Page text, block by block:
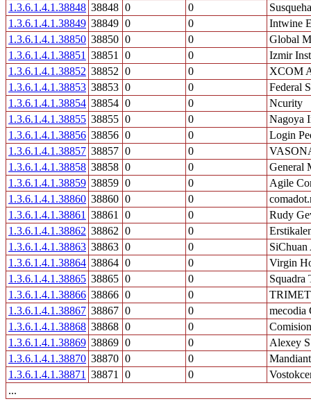
1.3.6.1.4.1.38848 38848 0 0
1.3.6.1.4.1.38849 38849 0 0
Intwine
1.3.6.1.4.1.38850 38850 0 0
Global
1.3.6.1.4.1.38851 38851 0 0
Izmir
1.3.6.1.4.1.38852 38852 0 0
XCOM
1.3.6.1.4.1.38853 38853 0 0
Federal
1.3.6.1.4.1.38854 38854 0 0
Ncurity
1.3.6.1.4.1.38855 38855 0 0
Nagoya
1.3.6.1.4.1.38856 38856 0 0
Login
1.3.6.1.4.1.38857 38857 0 0
1.3.6.1.4.1.38858 38858 0 0
General
1.3.6.1.4.1.38859 38859 0 0
Agile
1.3.6.1.4.1.38860 38860 0 0
1.3.6.1.4.1.38861 38861 0 0
Rudy
1.3.6.1.4.1.38862 38862 0 0
1.3.6.1.4.1.38863 38863 0 0
1.3.6.1.4.1.38864 38864 0 0
Virgin
1.3.6.1.4.1.38865 38865 0 0
Squadra
1.3.6.1.4.1.38866 38866 0 0
1.3.6.1.4.1.38867 38867 0 0
mecodia
1.3.6.1.4.1.38868 38868 0 0
1.3.6.1.4.1.38869 38869 0 0
Alexey
1.3.6.1.4.1.38870 38870 0 0
Mandiant
1.3.6.1.4.1.38871 38871 0 0
...